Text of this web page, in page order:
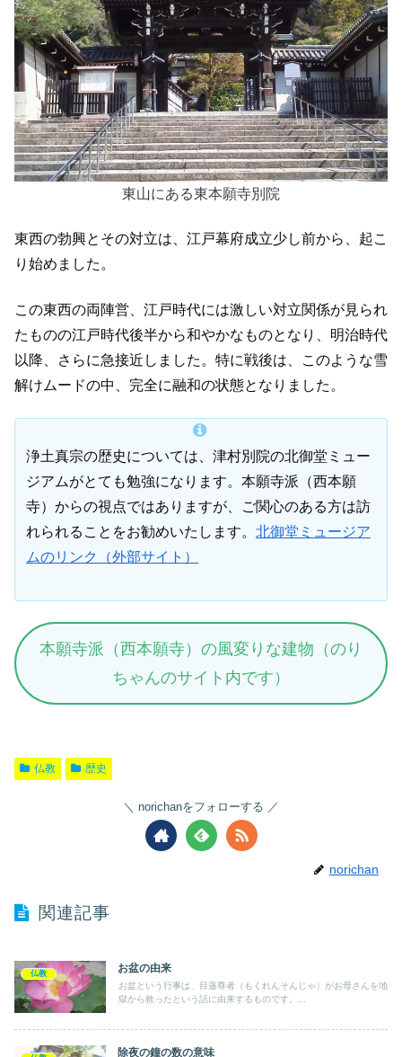
東山にある東本願寺別院
東西の勃興とその対立は、江戸幕府成立少し前から、起こ
り始めました。
この東西の両陣営、江戸時代には激しい対立関係が見られ
たものの江戸時代後半から和やかなものとなり、明治時代
以降、さらに急接近しました。特に戦後は、このような雪
解けムードの中、完全に融和の状態となりました。
浄土真宗の歴史については、津村別院の北御堂ミュー
ジアムがとても勉強になります。本願寺派（西本願
寺）からの視点ではありますが、ご関心のある方は訪
れられることをお勧めいたします。 北御堂ミュージア
ムのリンク（外部サイト）
本願寺派（西本願寺）の風変りな建物（のり
ちゃんのサイト内です）
仏教 歴史
norichanをフォローする
norichan
関連記事
仏教 お盆の由来
お盆という行事は、目蓮尊者（もくれんそんじゃ）がお母さんを地
獄から救ったという話に由来するものです。...
除夜の鐘の数の意味